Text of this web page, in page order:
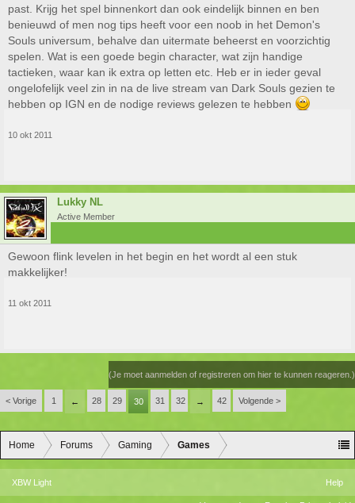
past. Krijg het spel binnenkort dan ook eindelijk binnen en ben
benieuwd of men nog tips heeft voor een noob in het Demon's
Souls universum, behalve dan uitermate beheerst en voorzichtig
spelen. Wat is een goede begin character, wat zijn handige
tactieken, waar kan ik extra op letten etc. Heb er in ieder geval
ongelofelijk veel zin in na de live stream van Dark Souls gezien te
hebben op IGN en de nodige reviews gelezen te hebben
10 okt 2011
Lukky NL
Active Member
Gewoon flink levelen in het begin en het wordt al een stuk
makkelijker!
11 okt 2011
(Je moet aanmelden of registreren om hier te kunnen reageren.)
< Vorige 1 ← 28 29 30 31 32 → 42 Volgende >
Home Forums Gaming Games
XBW Light Help